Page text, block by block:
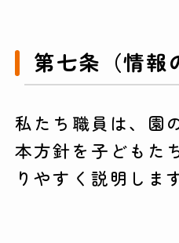
第七条（情報
私たち職員は、園
本方針を子どもた
りやすく説明しま